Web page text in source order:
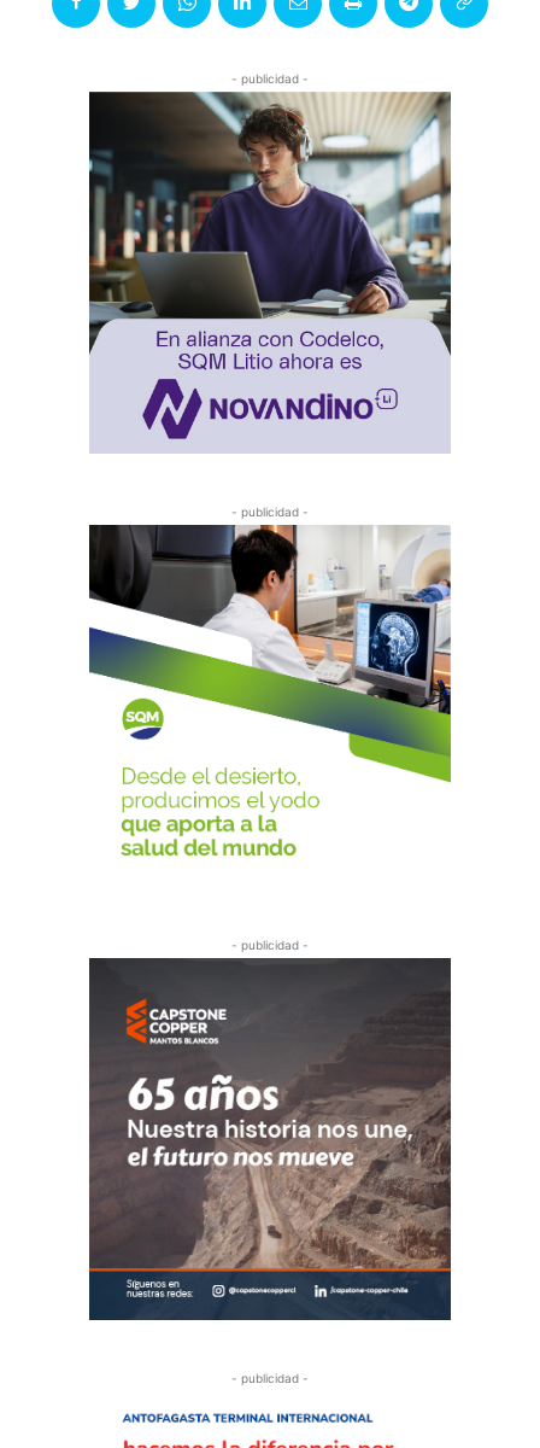
- publicidad -
- publicidad -
- publicidad -
- publicidad -